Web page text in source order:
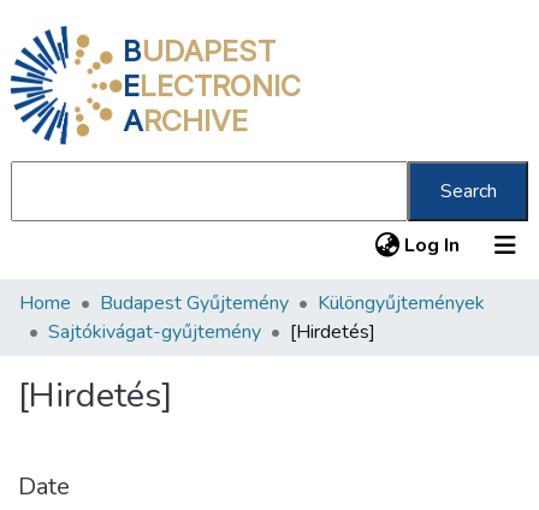
BUDAPEST
ELECTRONIC
ARCHIVE
Search
Log In (current)
Communities & Collections
Statistics
Home Budapest Gyűjtemény
Különgyűjtemények
Sajtókivágat-gyűjtemény
[Hirdetés]
[Hirdetés]
Date